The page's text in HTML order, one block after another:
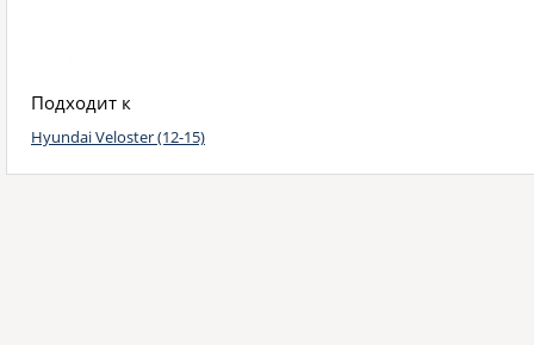
Подходит к
Hyundai Veloster (12-15)